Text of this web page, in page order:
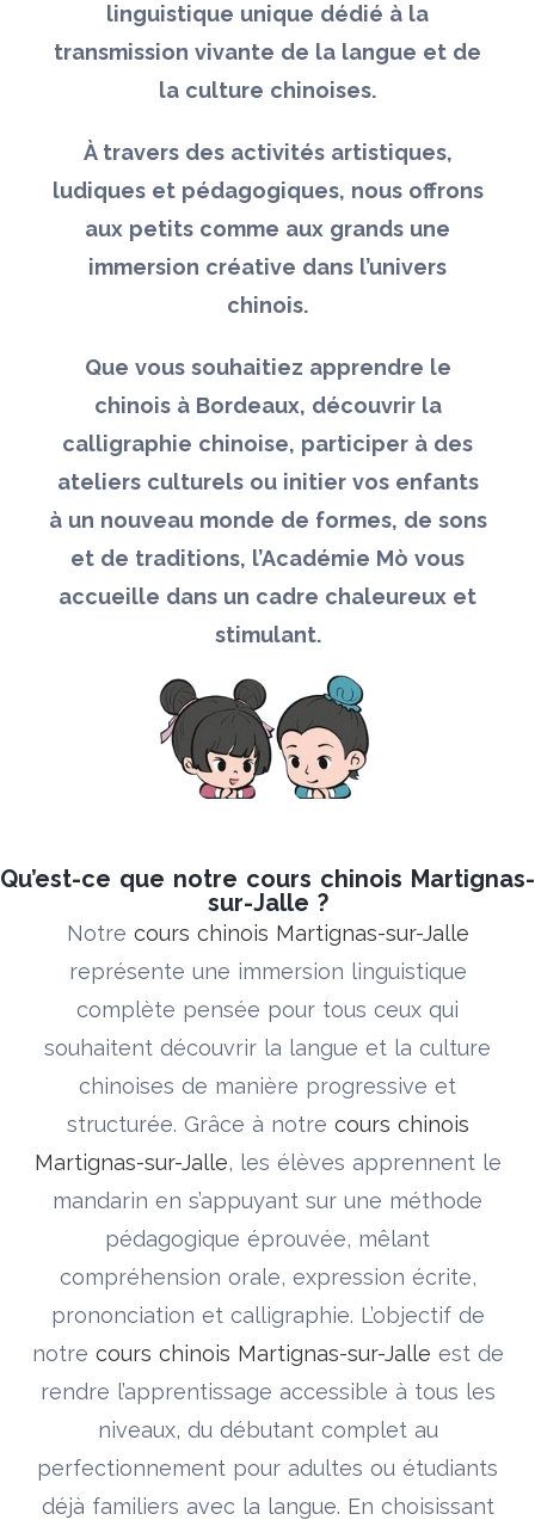
linguistique unique dédié à la
transmission vivante de la langue et de
la culture chinoises.
À travers des activités artistiques,
ludiques et pédagogiques, nous offrons
aux petits comme aux grands une
immersion créative dans l’univers
chinois.
Que vous souhaitiez apprendre le
chinois à Bordeaux, découvrir la
calligraphie chinoise, participer à des
ateliers culturels ou initier vos enfants
à un nouveau monde de formes, de sons
et de traditions, l’Académie Mò vous
accueille dans un cadre chaleureux et
stimulant.
Qu’est-ce que notre cours chinois Martignas-
sur-Jalle ?
Notre cours chinois Martignas-sur-Jalle
représente une immersion linguistique
complète pensée pour tous ceux qui
souhaitent découvrir la langue et la culture
chinoises de manière progressive et
structurée. Grâce à notre cours chinois
Martignas-sur-Jalle, les élèves apprennent le
mandarin en s’appuyant sur une méthode
pédagogique éprouvée, mêlant
compréhension orale, expression écrite,
prononciation et calligraphie. L’objectif de
notre cours chinois Martignas-sur-Jalle est de
rendre l’apprentissage accessible à tous les
niveaux, du débutant complet au
perfectionnement pour adultes ou étudiants
déjà familiers avec la langue. En choisissant